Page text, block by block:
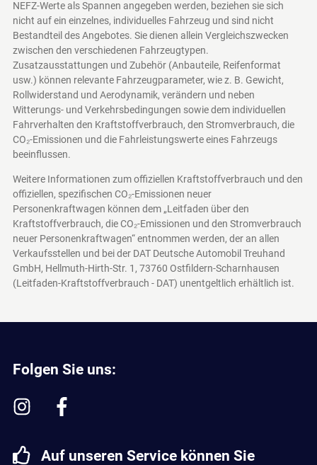
NEFZ-Werte als Spannen angegeben werden, beziehen sie sich
nicht auf ein einzelnes, individuelles Fahrzeug und sind nicht
Bestandteil des Angebotes. Sie dienen allein Vergleichszwecken
zwischen den verschiedenen Fahrzeugtypen.
Zusatzausstattungen und Zubehör (Anbauteile, Reifenformat
usw.) können relevante Fahrzeugparameter, wie z. B. Gewicht,
Rollwiderstand und Aerodynamik, verändern und neben
Witterungs- und Verkehrsbedingungen sowie dem individuellen
Fahrverhalten den Kraftstoffverbrauch, den Stromverbrauch, die
CO₂-Emissionen und die Fahrleistungswerte eines Fahrzeugs
beeinflussen.
Weitere Informationen zum offiziellen Kraftstoffverbrauch und den
offiziellen, spezifischen CO₂-Emissionen neuer
Personenkraftwagen können dem „Leitfaden über den
Kraftstoffverbrauch, die CO₂-Emissionen und den Stromverbrauch
neuer Personenkraftwagen“ entnommen werden, der an allen
Verkaufsstellen und bei der DAT Deutsche Automobil Treuhand
GmbH, Hellmuth-Hirth-Str. 1, 73760 Ostfildern-Scharnhausen
(Leitfaden-Kraftstoffverbrauch - DAT) unentgeltlich erhältlich ist.
Folgen Sie uns:
Auf unseren Service können Sie